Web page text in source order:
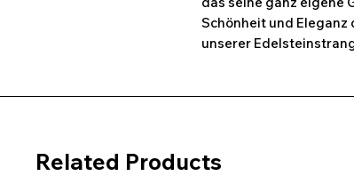
Schönheit und
unserer
Related Products